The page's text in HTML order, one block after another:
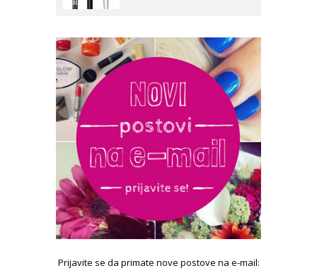
Prijavite se da primate nove postove na e-mail: